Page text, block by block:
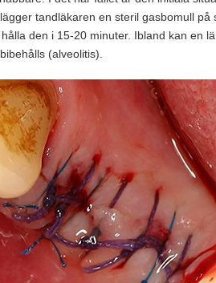
tandläkaren en steril gasbomull
den i 15-20 minuter. Ibland kan en
(alveolitis).